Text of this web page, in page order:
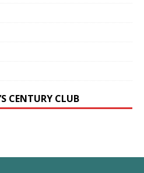
CENTURY CLUB